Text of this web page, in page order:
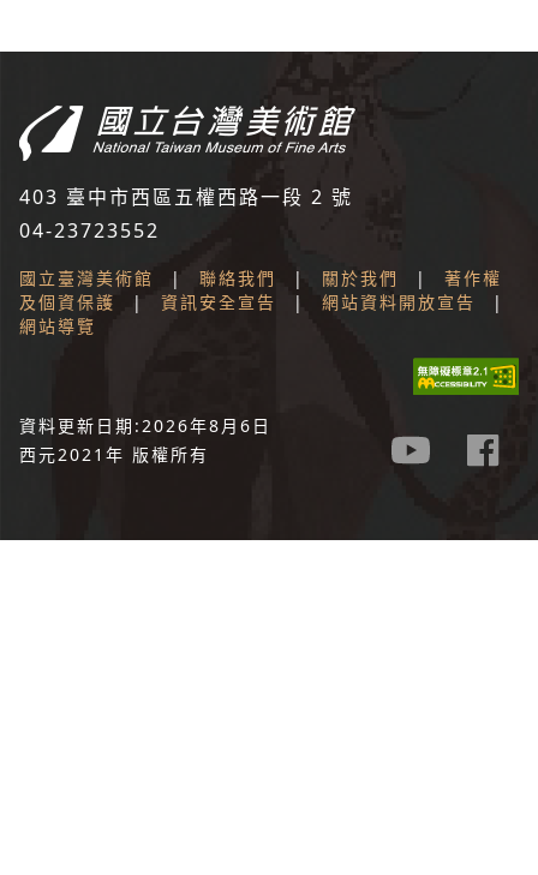
:::
403 臺中市西區五權西路一段 2 號
04-23723552
國立臺灣美術館 | 聯絡我們 | 關於我們 |
著作權
及個資保護
| 資訊安全宣告 | 網站資料開放宣告
|
網站導覽
資料更新日期:2026年8月6日
西元2021年 版權所有